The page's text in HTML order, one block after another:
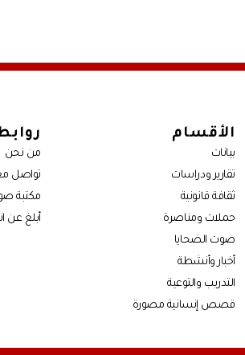
الأقسام
بيانات
تقارير ودراسات
ثقافة قانونية
حملات ومناصرة
صوت الضحايا
أخبار وأنشطة
التدريب والتوعية
قصص إنسانية مصورة
من نحن
تواصل
مكتبة
أبلغ عن